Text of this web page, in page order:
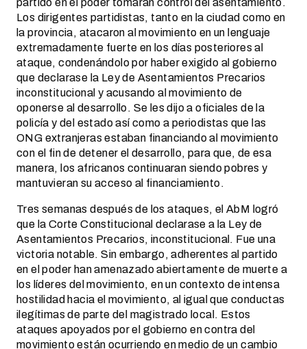
Los dirigentes partidistas, tanto en la ciudad como en
la provincia, atacaron al movimiento en un lenguaje
extremadamente fuerte en los días posteriores al
ataque, condenándolo por haber exigido al gobierno
que declarase la Ley de Asentamientos Precarios
inconstitucional y acusando al movimiento de
oponerse al desarrollo. Se les dijo a oficiales de la
policía y del estado así como a periodistas que las
ONG extranjeras estaban financiando al movimiento
con el fin de detener el desarrollo, para que, de esa
manera, los africanos continuaran siendo pobres y
mantuvieran su acceso al financiamiento.
Tres semanas después de los ataques, el AbM logró
que la Corte Constitucional declarase a la Ley de
Asentamientos Precarios, inconstitucional. Fue una
victoria notable. Sin embargo, adherentes al partido
en el poder han amenazado abiertamente de muerte a
los líderes del movimiento, en un contexto de intensa
hostilidad hacia el movimiento, al igual que conductas
ilegítimas de parte del magistrado local. Estos
ataques apoyados por el gobierno en contra del
movimiento están ocurriendo en medio de un cambio